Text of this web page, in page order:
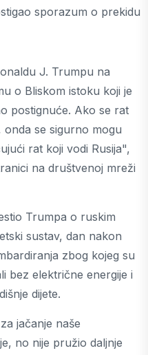
sporazum o prekidu
J. Trumpu na
o Bliskom istoku koji je
postignuće. Ako se rat
onda se sigurno mogu
rat koji vodi Rusija",
na društvenoj mreži
Trumpa o ruskim
sustav, dan nakon
zbog kojeg su
bez električne energije i
dijete.
jačanje naše
no nije pružio daljnje